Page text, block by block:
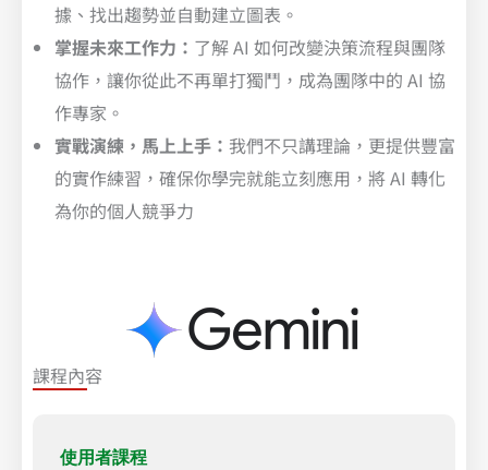
據、找出趨勢並自動建立圖表。
掌握未來工作力： 了解 AI 如何改變決策流程與團隊
協作，讓你從此不再單打獨鬥，成為團隊中的 AI 協
作專家。
實戰演練，馬上上手： 我們不只講理論，更提供豐富
的實作練習，確保你學完就能立刻應用，將 AI 轉化
為你的個人競爭力
課程內容
使用者課程